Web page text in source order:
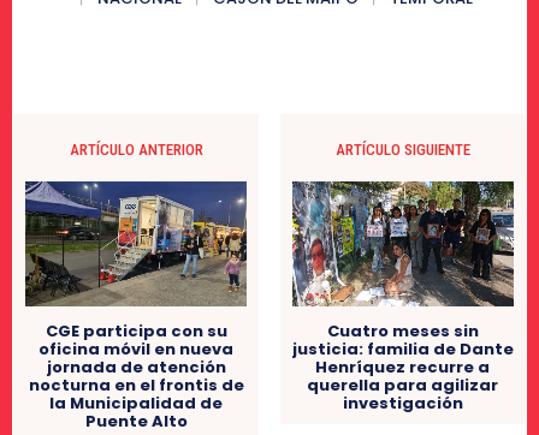
ARTÍCULO ANTERIOR
CGE participa con su
oficina móvil en nueva
jornada de atención
nocturna en el frontis de
la Municipalidad de
Puente Alto
ARTÍCULO SIGUIENTE
Cuatro meses sin
justicia: familia de Dante
Henríquez recurre a
querella para agilizar
investigación